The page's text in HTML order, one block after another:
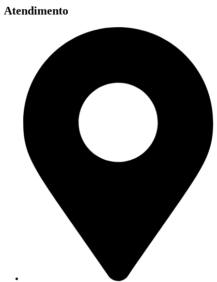
Atendimento